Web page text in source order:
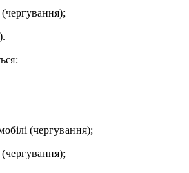
(чергування);
(чергування);
(чергування);